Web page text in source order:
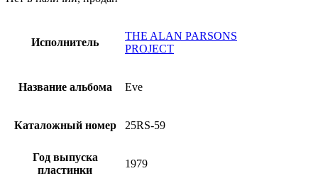
Исполнитель
THE ALAN PARSONS
PROJECT
Название альбома Eve
Каталожный номер 25RS-59
Год выпуска
пластинки
1979